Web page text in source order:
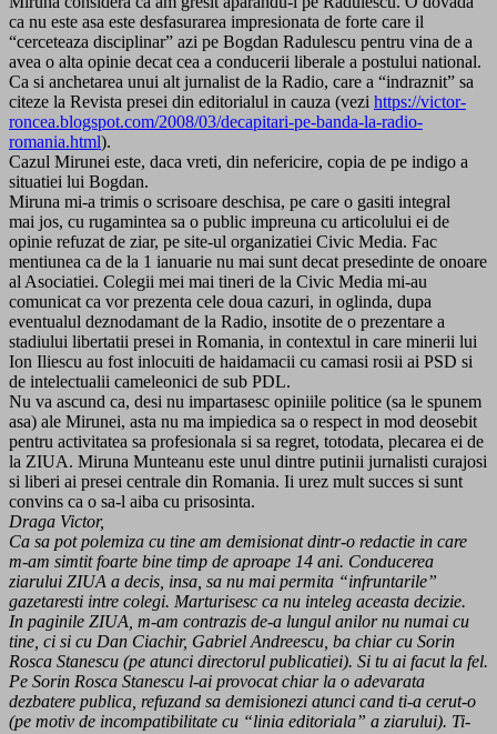
ca nu este asa este desfasurarea impresionata de forte care il
“cerceteaza disciplinar” azi pe Bogdan Radulescu pentru vina de a
avea o alta opinie decat cea a conducerii liberale a postului national.
Ca si anchetarea unui alt jurnalist de la Radio, care a “indraznit” sa
citeze la Revista presei din editorialul in cauza (vezi https://victor-
roncea.blogspot.com/2008/03/decapitari-pe-banda-la-radio-
romania.html).
Cazul Mirunei este, daca vreti, din nefericire, copia de pe indigo a
situatiei lui Bogdan.
Miruna mi-a trimis o scrisoare deschisa, pe care o gasiti integral
mai jos, cu rugamintea sa o public impreuna cu articolului ei de
opinie refuzat de ziar, pe site-ul organizatiei Civic Media. Fac
mentiunea ca de la 1 ianuarie nu mai sunt decat presedinte de onoare
al Asociatiei. Colegii mei mai tineri de la Civic Media mi-au
comunicat ca vor prezenta cele doua cazuri, in oglinda, dupa
eventualul deznodamant de la Radio, insotite de o prezentare a
stadiului libertatii presei in Romania, in contextul in care minerii lui
Ion Iliescu au fost inlocuiti de haidamacii cu camasi rosii ai PSD si
de intelectualii cameleonici de sub PDL.
Nu va ascund ca, desi nu impartasesc opiniile politice (sa le spunem
asa) ale Mirunei, asta nu ma impiedica sa o respect in mod deosebit
pentru activitatea sa profesionala si sa regret, totodata, plecarea ei de
la ZIUA. Miruna Munteanu este unul dintre putinii jurnalisti curajosi
si liberi ai presei centrale din Romania. Ii urez mult succes si sunt
convins ca o sa-l aiba cu prisosinta.
Draga Victor,
Ca sa pot polemiza cu tine am demisionat dintr-o redactie in care
m-am simtit foarte bine timp de aproape 14 ani. Conducerea
ziarului ZIUA a decis, insa, sa nu mai permita “infruntarile”
gazetaresti intre colegi. Marturisesc ca nu inteleg aceasta decizie.
In paginile ZIUA, m-am contrazis de-a lungul anilor nu numai cu
tine, ci si cu Dan Ciachir, Gabriel Andreescu, ba chiar cu Sorin
Rosca Stanescu (pe atunci directorul publicatiei). Si tu ai facut la fel.
Pe Sorin Rosca Stanescu l-ai provocat chiar la o adevarata
dezbatere publica, refuzand sa demisionezi atunci cand ti-a cerut-o
(pe motiv de incompatibilitate cu “linia editoriala” a ziarului). Ti-